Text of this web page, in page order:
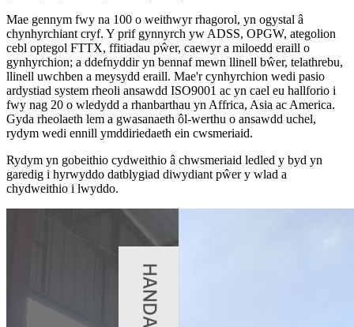
Mae gennym fwy na 100 o weithwyr rhagorol, yn ogystal â
chynhyrchiant cryf. Y prif gynnyrch yw ADSS, OPGW, ategolion
cebl optegol FTTX, ffitiadau pŵer, caewyr a miloedd eraill o
gynhyrchion; a ddefnyddir yn bennaf mewn llinell bŵer, telathrebu,
llinell uwchben a meysydd eraill. Mae'r cynhyrchion wedi pasio
ardystiad system rheoli ansawdd ISO9001 ac yn cael eu hallforio i
fwy nag 20 o wledydd a rhanbarthau yn Affrica, Asia ac America.
Gyda rheolaeth lem a gwasanaeth ôl-werthu o ansawdd uchel,
rydym wedi ennill ymddiriedaeth ein cwsmeriaid.
Rydym yn gobeithio cydweithio â chwsmeriaid ledled y byd yn
garedig i hyrwyddo datblygiad diwydiant pŵer y wlad a
chydweithio i lwyddo.